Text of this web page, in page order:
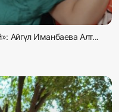
Айгүл Иманбаева Алт...